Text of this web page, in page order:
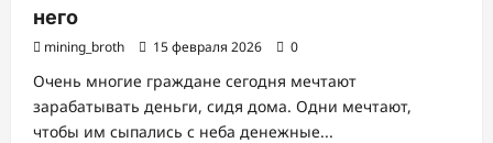
него
mining_broth 15 февраля 2026 0
Очень многие граждане сегодня мечтают
зарабатывать деньги, сидя дома. Одни мечтают,
чтобы им сыпались с неба денежные...